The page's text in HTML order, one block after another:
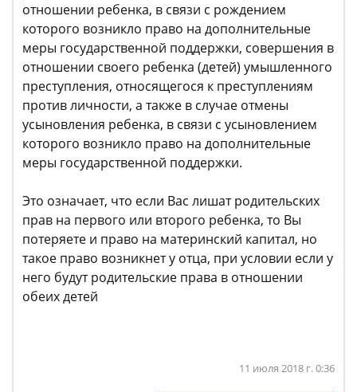
отношении ребенка, в связи с рождением
которого возникло право на дополнительные
меры государственной поддержки, совершения в
отношении своего ребенка (детей) умышленного
преступления, относящегося к преступлениям
против личности, а также в случае отмены
усыновления ребенка, в связи с усыновлением
которого возникло право на дополнительные
меры государственной поддержки.
Это означает, что если Вас лишат родительских
прав на первого или второго ребенка, то Вы
потеряете и право на материнский капитал, но
такое право возникнет у отца, при условии если у
него будут родительские права в отношении
обеих детей
11 июля 2018 г. 0:36